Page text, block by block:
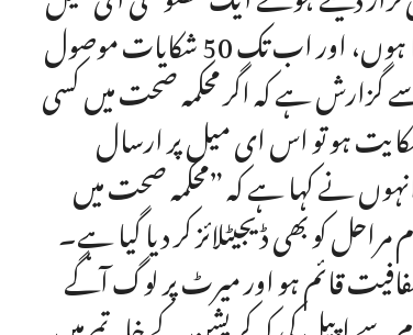
اجرا کیا ہے۔ احتشام علی نے بتایا کہ ”یہ ای میل میں خود مانیٹر کرتا ہوں، اور اب تک 50 شکایات موصول
گزارش ہے کہ اگر محکمہ صحت میں کسی
ہو تو اس ای میل پر ارسال
نے کہا ہے کہ ”محکمہ صحت میں
کو بھی ڈیجیٹلائز کر دیا گیا ہے۔
قائم ہو اور میرٹ پر لوگ آگے